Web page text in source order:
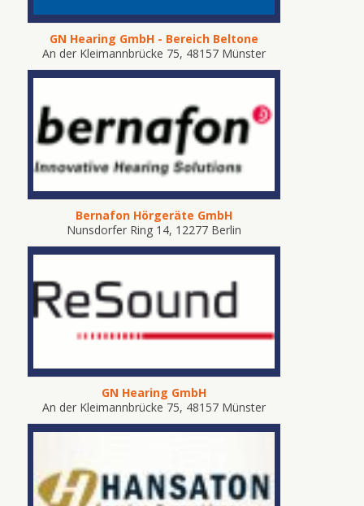
GN Hearing GmbH - Bereich Beltone
An der Kleimannbrücke 75, 48157 Münster
Bernafon Hörgeräte GmbH
Nunsdorfer Ring 14, 12277 Berlin
GN Hearing GmbH
An der Kleimannbrücke 75, 48157 Münster